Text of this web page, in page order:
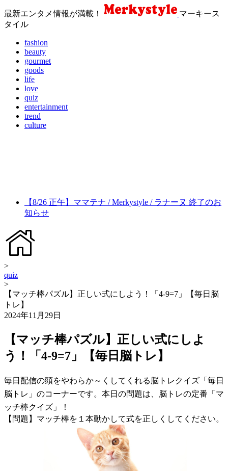
最新エンタメ情報が満載！
マーキース
タイル
fashion
beauty
gourmet
goods
life
love
quiz
entertainment
trend
culture
【8/26 正午】ママテナ / Merkystyle / ラナーヌ 終了のお
知らせ
>
quiz
>
【マッチ棒パズル】正しい式にしよう！「4-9=7」【毎日脳
トレ】
2024年11月29日
【マッチ棒パズル】正しい式にしよ
う！「4-9=7」【毎日脳トレ】
毎日配信の頭をやわらか～くしてくれる脳トレクイズ「毎日
脳トレ」のコーナーです。本日の問題は、脳トレの定番「マ
ッチ棒クイズ」！
【問題】マッチ棒を１本動かして式を正しくしてください。